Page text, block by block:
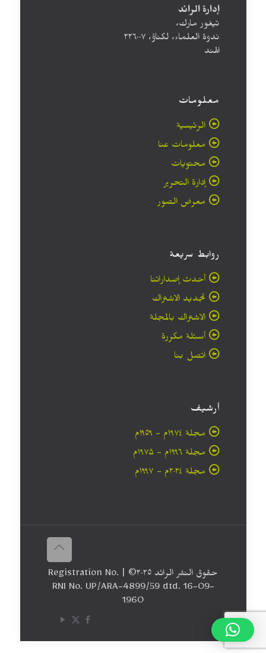
إدارة الرائد
تيغور مارك،
ندوة العلماء، لكناؤ، ۲۲٦۰۰۷
الهند
معلومات
الرئيسية
معلومات عنا
محتويات
إدارة التحرير
معرض الصور
روابط سريعة
أحدث إصداراتنا
تجديد الاشتراك
الاشتراك بالمجلة
أسئلة مكررة
اتصل بنا
أرشيف
مجلة ۱۹۷٤م - ١٩٥٩م
مجلة ۱۹۹٦م - ۱۹۷۵م
مجلة ۲۰۲٤م - ۱۹۹۷م
حقوق النشر الرائد ٢٠۲٥© | Registration No.
RNI No. UP/ARA-4899/59 dtd. 16-09-
1960